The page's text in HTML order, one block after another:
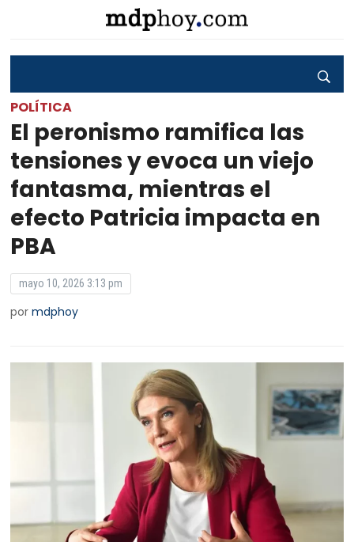
POLÍTICA
El peronismo ramifica las
tensiones y evoca un viejo
fantasma, mientras el
efecto Patricia impacta en
PBA
mayo 10, 2026 3:13 pm
pormdphoy